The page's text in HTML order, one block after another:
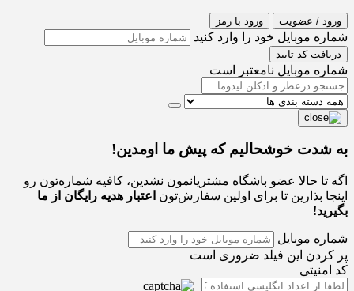
ورود / عضویت ورود با رمز
شماره موبایل خود را وارد کنید
دریافت کد تایید
شماره موبایل نامعتبر است
به شدت خوشحالیم که پیش ما اومدین!
اگه تا حالا عضو باشگاه مشتریانمون نشدین، کافیه شماره‌تون رو
اینجا بذارین تا برای اولین سفارش‌تون اعتبار هدیه رایگان از ما
بگیرید!
شماره موبایل
پر کردن این فیلد ضروری است
کد امنیتی